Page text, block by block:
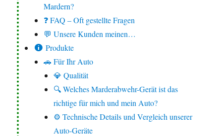
Mardern?
❓ FAQ – Oft gestellte Fragen
💬 Unsere Kunden meinen…
Produkte
🚗 Für Ihr Auto
💎 Qualität
🔍 Welches Marderabwehr-Gerät ist das
richtige für mich und mein Auto?
⚙️ Technische Details und Vergleich unserer
Auto-Geräte